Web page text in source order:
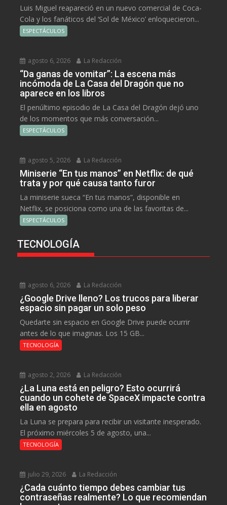
Luis Miguel reapareció en un nuevo comercial de Coca-
Cola y los fanáticos del ‘Sol de México’ enloquecieron...
ESPECTÁCULOS
agosto 6, 2026 La Redacción
“Da ganas de vomitar”: La escena más
incómoda de La Casa del Dragón que no
aparece en los libros
El penúltimo episodio de La Casa del Dragón dejó uno
de los momentos que más conversación...
ESPECTÁCULOS
agosto 5, 2026 La Redacción
Miniserie “En tus manos” en Netflix: de qué
trata y por qué causa tanto furor
La miniserie sueca “En tus manos”, disponible en
Netflix, se posiciona como una de las favoritas de...
ESPECTÁCULOS
TECNOLOGÍA
agosto 6, 2026 La Redacción
¿Google Drive lleno? Los trucos para liberar
espacio sin pagar un solo peso
Quedarte sin espacio en Google Drive puede ocurrir
antes de lo que imaginas. Los 15 GB...
TECNOLOGÍA
agosto 2, 2026 La Redacción
¿La Luna está en peligro? Esto ocurrirá
cuando un cohete de SpaceX impacte contra
ella en agosto
La Luna se prepara para recibir un visitante inesperado.
El próximo miércoles 5 de agosto, una...
TECNOLOGÍA
julio 29, 2026 La Redacción
¿Cada cuánto tiempo debes cambiar tus
contraseñas realmente? Lo que recomiendan